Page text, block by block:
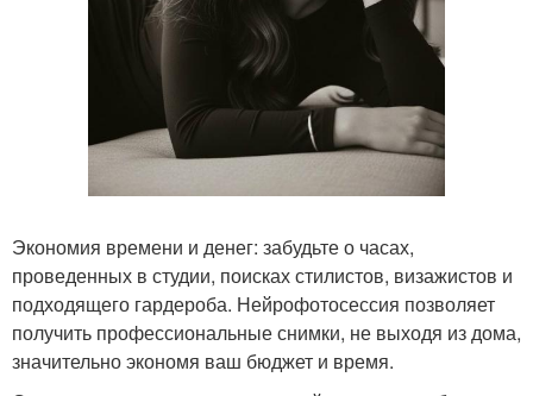
Экономия времени и денег: забудьте о часах,
проведенных в студии, поисках стилистов, визажистов и
подходящего гардероба. Нейрофотосессия позволяет
получить профессиональные снимки, не выходя из дома,
значительно экономя ваш бюджет и время.